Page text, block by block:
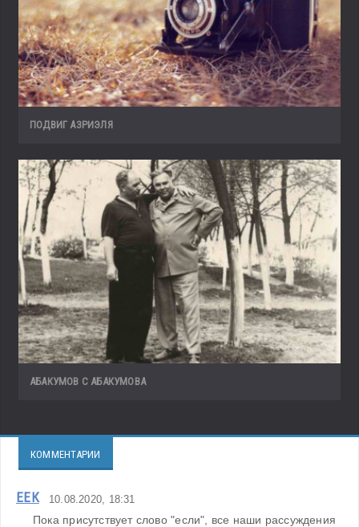
ПОДВИГ АЗРИЭЛЯ
АБАКУМОВ С АБАКУМОВА
КОММЕНТАРИИ
ЕЕК 10.08.2020, 18:31
Пока присутствует слово "если", все наши рассуждения